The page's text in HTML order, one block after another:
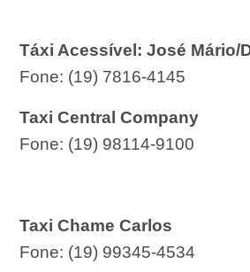
Táxi Acessível: José Mário/
Fone: (19) 7816-4145
Taxi Central Company
Fone: (19) 98114-9100
Taxi Chame Carlos
Fone: (19) 99345-4534